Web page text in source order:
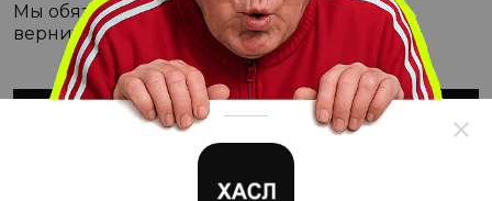
Мы обязательно с этим разберёмся, а пока
вернитесь на Главную
ВЕРНУТЬСЯ НА ГЛАВНУЮ